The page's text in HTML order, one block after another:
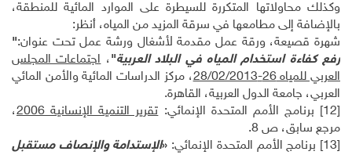
وكذلك محاولاتها المتكررة للسيطرة على الموارد المائية للمنطقة،
بالإضافة إلى مطامعها في سرقة المزيد من المياه، أنظر:
شهرة قصيعة، ورقة عمل مقدمة لأشغال ورشة عمل تحت عنوان:"
رفع كفاءة استخدام المياه في البلاد العربية" ،اجتماعات المجلس
العربي للمياه 26-28/02/2013
، مركز الدراسات المائية والأمن المائي
العربي، جامعة الدول العربية، القاهرة.
[12] برنامج الأمم المتحدة الإنمائي:تقرير التنمية الإنسانية 2006
،
مرجع سابق، ص 8.
[13] برنامج الأمم المتحدة الإنمائي: «الإستدامة والإنصاف مستقبل